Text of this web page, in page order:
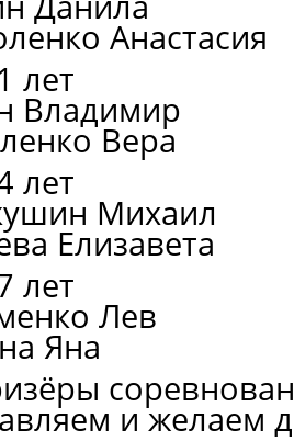
Анастасия
лет
Владимир
Вера
лет
Михаил
Елизавета
лет
Лев
Яна
и желаем